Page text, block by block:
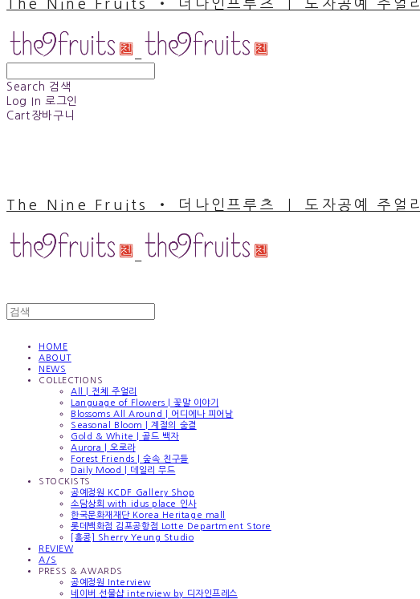
The Nine Fruits ‧ 더나인프루츠 ｜ 도자공예 주얼리
Search 검색
Log In 로그인
Cart 장바구니
The Nine Fruits ‧ 더나인프루츠 ｜ 도자공예 주얼리
HOME
ABOUT
NEWS
COLLECTIONS
All | 전체 주얼리
Language of Flowers | 꽃말 이야기
Blossoms All Around | 어디에나 피어남
Seasonal Bloom | 계절의 숨결
Gold & White | 골드 백자
Aurora | 오로라
Forest Friends | 숲속 친구들
Daily Mood | 데일리 무드
STOCKISTS
공예정원 KCDF Gallery Shop
소담상회 with idus place 인사
한국문화재재단 Korea Heritage mall
롯데백화점 김포공항점 Lotte Department Store
[홍콩] Sherry Yeung Studio
REVIEW
A/S
PRESS & AWARDS
공예정원 Interview
네이버 선물샵 interview by 디자인프레스